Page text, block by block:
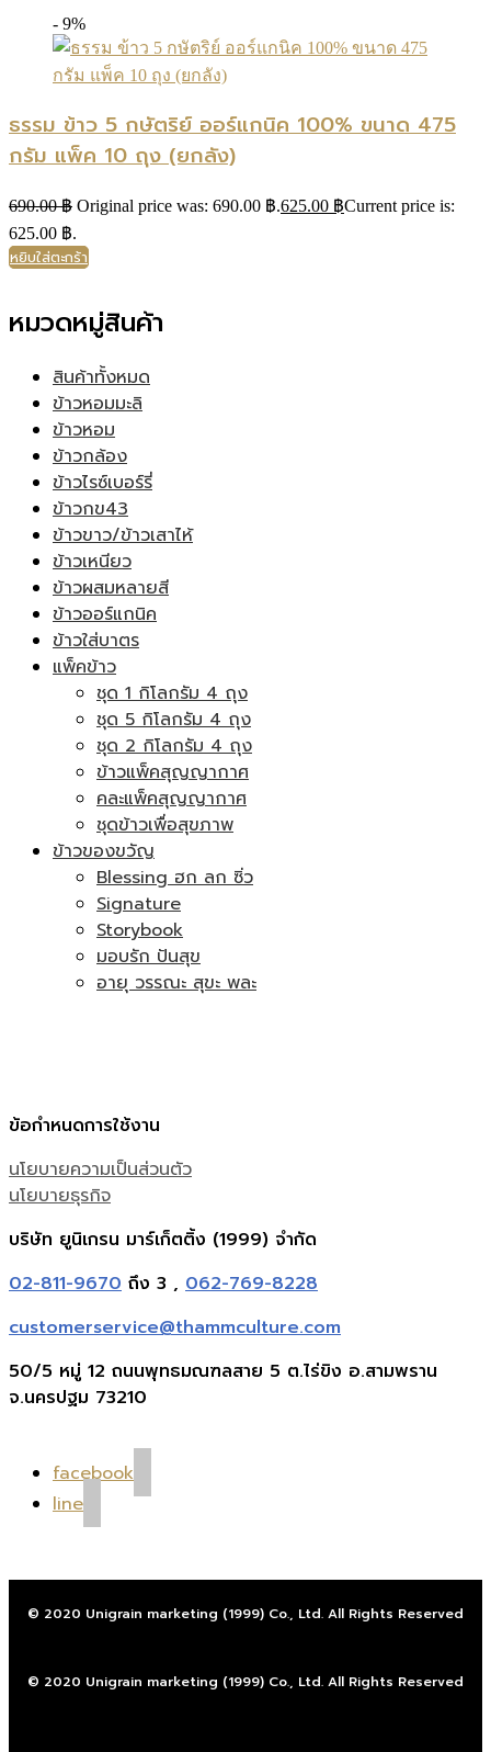
- 9%
ธรรม ข้าว 5 กษัตริย์ ออร์แกนิค 100% ขนาด 475
กรัม แพ็ค 10 ถุง (ยกลัง)
690.00฿ Original price was: 690.00 ฿.625.00 ฿Current price is:
625.00 ฿.
หยิบใส่ตะกร้า
หมวดหมู่สินค้า
สินค้าทั้งหมด
ข้าวหอมมะลิ
ข้าวหอม
ข้าวกล้อง
ข้าวไรซ์เบอร์รี่
ข้าวกข43
ข้าวขาว/ข้าวเสาไห้
ข้าวเหนียว
ข้าวผสมหลายสี
ข้าวออร์แกนิค
ข้าวใส่บาตร
แพ็คข้าว
ชุด 1 กิโลกรัม 4 ถุง
ชุด 5 กิโลกรัม 4 ถุง
ชุด 2 กิโลกรัม 4 ถุง
ข้าวแพ็คสุญญากาศ
คละแพ็คสุญญากาศ
ชุดข้าวเพื่อสุขภาพ
ข้าวของขวัญ
Blessing ฮก ลก ซิ่ว
Signature
Storybook
มอบรัก ปันสุข
อายุ วรรณะ สุขะ พละ
ข้อกำหนดการใช้งาน
นโยบายความเป็นส่วนตัว
นโยบายธุรกิจ
บริษัท ยูนิเกรน มาร์เก็ตติ้ง (1999) จำกัด
02-811-9670 ถึง 3 , 062-769-8228
customerservice@thammculture.com
50/5 หมู่ 12 ถนนพุทธมณฑลสาย 5 ต.ไร่ขิง อ.สามพราน
จ.นครปฐม 73210
facebook
line
© 2020 Unigrain marketing (1999) Co., Ltd. All Rights Reserved
© 2020 Unigrain marketing (1999) Co., Ltd. All Rights Reserved